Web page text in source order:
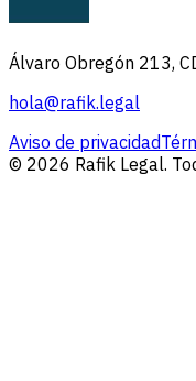
Álvaro Obregón 213,
hola@rafik.legal
Aviso de privacidad
© 2026 Rafik Legal.